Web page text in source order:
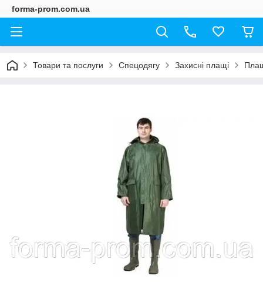
forma-prom.com.ua
Товари та послуги Спецодягу Захисні плащі